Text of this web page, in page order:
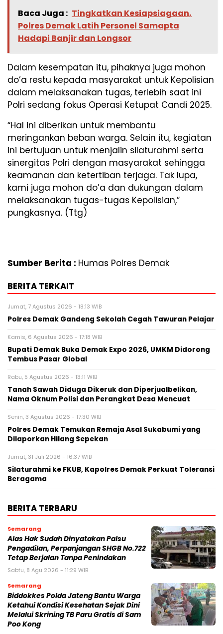
Baca Juga : Tingkatkan Kesiapsiagaan,
Polres Demak Latih Personel Samapta
Hadapi Banjir dan Longsor
Dalam kesempatan itu, pihaknya juga mohon
do’a restu kepada masyarakat untuk Kepolisian
dalam melaksanakan tugas, terlebih saat ini
Polri sedang fokus Operasi Ketupat Candi 2025.
“Hal ini diberikan untuk membantu
meringankan beban warga. Selain itu, kegiatan
ini bertujuan untuk menjalin silaturahmi serta
sinergitas Polri dengan masyarakat sehingga
keamanan dan ketertiban terjaga. Tak lupa,
kami juga mohon do’a dan dukungan dalam
melaksanakan tugas-tugas Kepolisian,”
pungkasnya. (Ttg)
Sumber Berita : Humas Polres Demak
BERITA TERKAIT
Jumat, 7 Agustus 2026 - 18:13 WIB
Polres Demak Gandeng Sekolah Cegah Tawuran Pelajar
Kamis, 6 Agustus 2026 - 17:18 WIB
Bupati Demak Buka Demak Expo 2026, UMKM Didorong
Tembus Pasar Global
Rabu, 5 Agustus 2026 - 13:11 WIB
Tanah Sawah Diduga Dikeruk dan Diperjualbelikan,
Nama Oknum Polisi dan Perangkat Desa Mencuat
Senin, 3 Agustus 2026 - 17:30 WIB
Polres Demak Temukan Remaja Asal Sukabumi yang
Dilaporkan Hilang Sepekan
Jumat, 31 Juli 2026 - 16:37 WIB
Silaturahmi ke FKUB, Kapolres Demak Perkuat Toleransi
Beragama
BERITA TERBARU
Semarang
Alas Hak Sudah Dinyatakan Palsu
Pengadilan, Perpanjangan SHGB No.722
Tetap Berjalan Tanpa Penindakan
Sabtu, 8 Agu 2026 - 11:29 WIB
Semarang
Biddokkes Polda Jateng Bantu Warga
Ketahui Kondisi Kesehatan Sejak Dini
Melalui Skrining TB Paru Gratis di Sam
Poo Kong